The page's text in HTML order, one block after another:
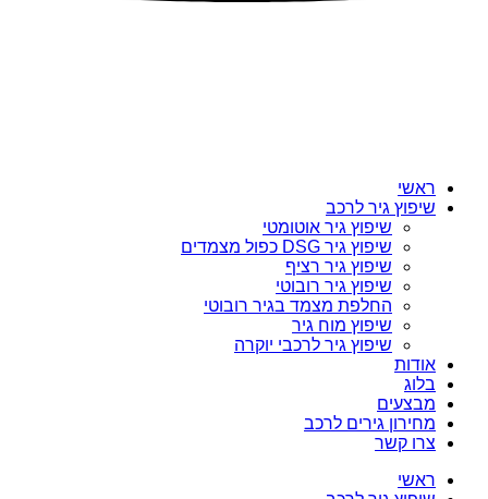
ראשי
שיפוץ גיר לרכב
שיפוץ גיר אוטומטי
שיפוץ גיר DSG כפול מצמדים
שיפוץ גיר רציף
שיפוץ גיר רובוטי
החלפת מצמד בגיר רובוטי
שיפוץ מוח גיר
שיפוץ גיר לרכבי יוקרה
אודות
בלוג
מבצעים
מחירון גירים לרכב
צרו קשר
ראשי